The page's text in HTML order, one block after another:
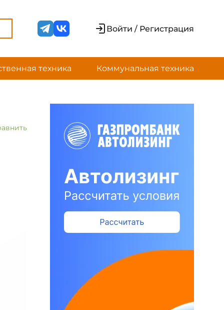
Войти / Регистрация
техника Коммунальная техника